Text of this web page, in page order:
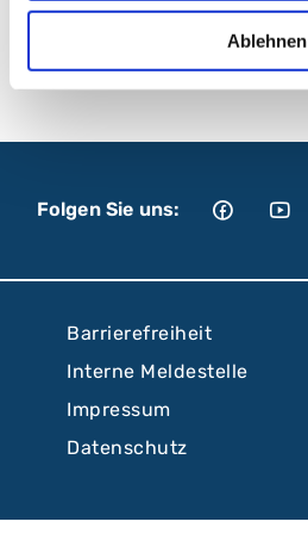
Ablehnen
1 / 6
Folgen Sie uns:
Barrierefreiheit
Interne Meldestelle
Impressum
Datenschutz